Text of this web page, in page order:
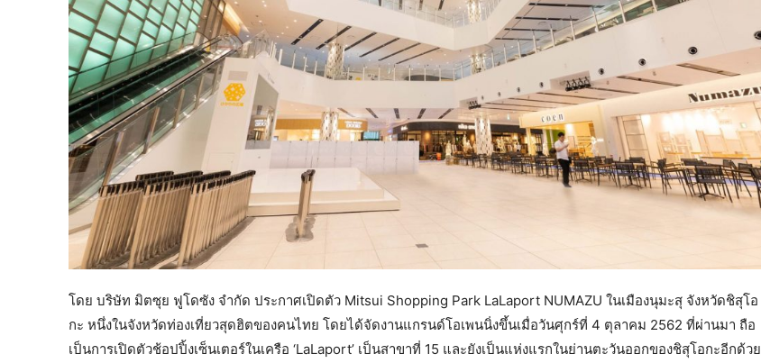
โดย บริษัท มิตซุย ฟูโดซัง จำกัด ประกาศเปิดตัว Mitsui Shopping Park LaLaport NUMAZU ในเมืองนุมะสุ จังหวัดชิสุโอ
กะ หนึ่งในจังหวัดท่องเที่ยวสุดฮิตของคนไทย โดยได้จัดงานแกรนด์โอเพนนิ่งขึ้นเมื่อวันศุกร์ที่ 4 ตุลาคม 2562 ที่ผ่านมา ถือ
เป็นการเปิดตัวช้อปปิ้งเซ็นเตอร์ในเครือ ‘LaLaport’ เป็นสาขาที่ 15 และยังเป็นแห่งแรกในย่านตะวันออกของชิสุโอกะอีกด้วย